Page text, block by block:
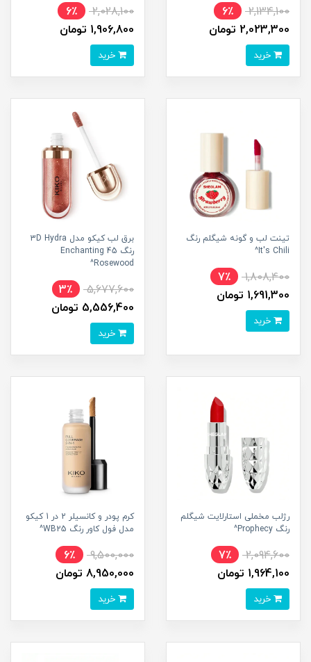
2,134,100
6٪
2,023,300 تومان
2,028,100
6٪
1,906,800 تومان
تینت لب و گونه شیگلم رنگ
It's Chili^
1,808,400
7٪
1,691,300 تومان
برق لب کیکو مدل 3D Hydra
رنگ 45 Enchanting
Rosewood^
5,677,600
3٪
5,556,400 تومان
رژلب مخملی استارلایت شیگلم
رنگ Prophecy^
2,094,600
7٪
1,964,100 تومان
کرم پودر و کانسیلر 2 در 1 کیکو
مدل فول کاور رنگ WB25^
9,500,000
6٪
8,950,000 تومان